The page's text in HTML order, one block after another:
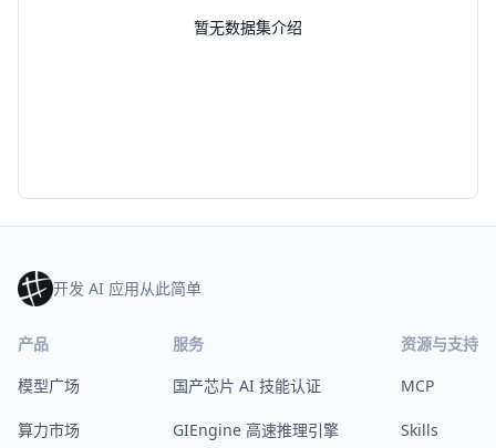
暂无数据集介绍
开发 AI 应用从此简单
产品
模型广场
算力市场
服务
国产芯片 AI 技能认证
GIEngine 高速推理引擎
资源与支持
MCP
Skills